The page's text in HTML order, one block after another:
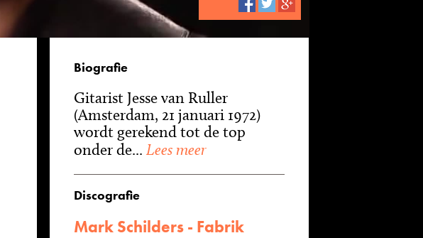
Biografie
Gitarist Jesse van Ruller
(Amsterdam, 21 januari 1972)
wordt gerekend tot de top
onder de... Lees meer
Discografie
Mark Schilders - Fabrik